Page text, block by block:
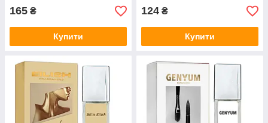
165 ₴
Купити
124 ₴
Купити